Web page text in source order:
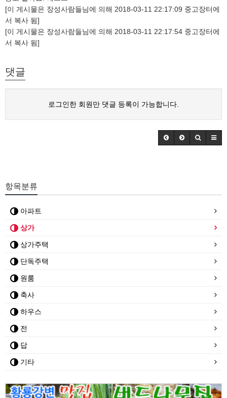
[이 게시물은 장성사람들님에 의해 2018-03-11 22:17:09 중고장터에
서 복사 됨]
[이 게시물은 장성사람들님에 의해 2018-03-11 22:17:54 중고장터에
서 복사 됨]
댓글
로그인한 회원만 댓글 등록이 가능합니다.
항목분류
아파트
상가
상가주택
단독주택
원룸
축사
하우스
전
답
기타